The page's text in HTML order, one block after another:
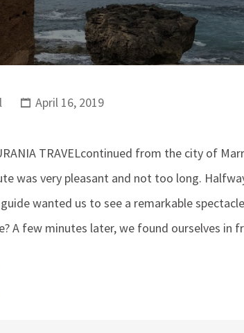
April 16, 2019
TRAVELcontinued from the city of
was very pleasant and not too long.
wanted us to see a remarkable
A few minutes later, we found ourselves